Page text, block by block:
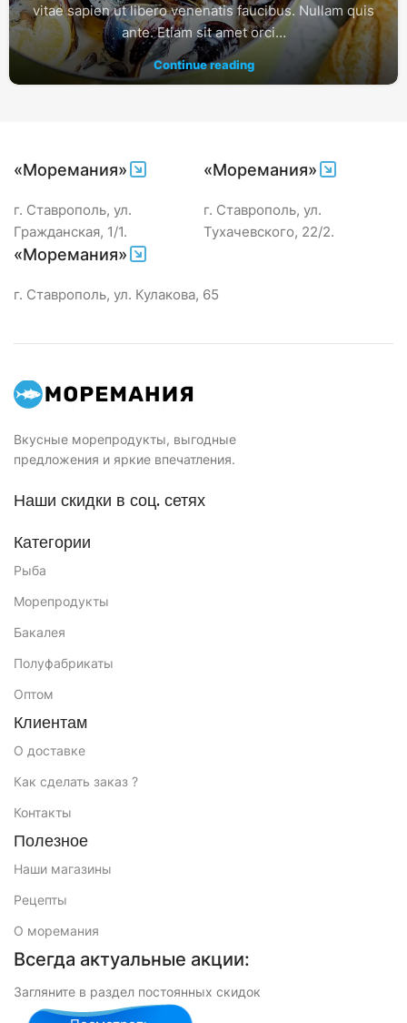
vitae sapien ut libero venenatis faucibus. Nullam quis
ante. Etiam sit amet orci…
Continue reading
«Моремания»
г. Ставрополь, ул.
Гражданская, 1/1.
«Моремания»
г. Ставрополь, ул.
Тухачевского, 22/2.
«Моремания»
г. Ставрополь, ул. Кулакова, 65
Вкусные морепродукты, выгодные
предложения и яркие впечатления.
Наши скидки в соц. сетях
Категории
Рыба
Морепродукты
Бакалея
Полуфабрикаты
Оптом
Клиентам
О доставке
Как сделать заказ ?
Контакты
Полезное
Наши магазины
Рецепты
О моремания
Всегда актуальные акции:
Загляните в раздел постоянных скидок